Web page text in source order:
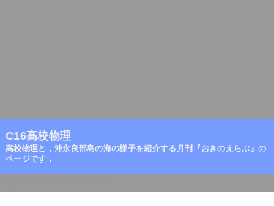
C16高校物理
高校物理と，沖永良部島の海の様子を紹介する月刊『おきのえらぶ』の
ページです．